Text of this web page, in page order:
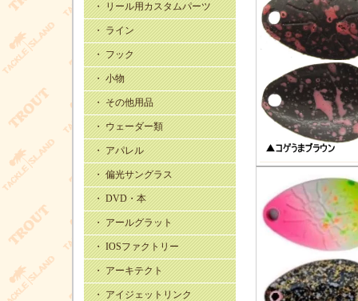
・ リール用カスタムパーツ
・ ライン
・ フック
・ 小物
・ その他用品
・ ウェーダー類
・ アパレル
・ 偏光サングラス
・ DVD・本
・ アールグラット
・ IOSファクトリー
・ アーキテクト
・ アイジェットリンク